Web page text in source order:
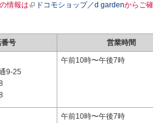
情報は ドコモショップ／d gardenからご
号 営業時間
9-25
午前10時〜午後7時
午前10時〜午後7時